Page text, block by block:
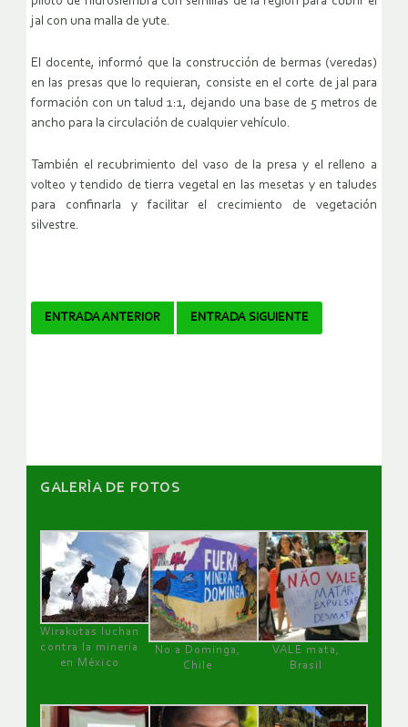
jal con una malla de yute.
El docente, informó que la construcción de bermas (veredas)
en las presas que lo requieran, consiste en el corte de jal para
formación con un talud 1:1, dejando una base de 5 metros de
ancho para la circulación de cualquier vehículo.
También el recubrimiento del vaso de la presa y el relleno a
volteo y tendido de tierra vegetal en las mesetas y en taludes
para confinarla y facilitar el crecimiento de vegetación
silvestre.
Navegador
ENTRADA ANTERIOR ENTRADA SIGUIENTE
GALERÌA DE FOTOS
Wirakutas luchan
contra la minería
en México
No a Dominga,
Chile
VALE mata,
Brasil